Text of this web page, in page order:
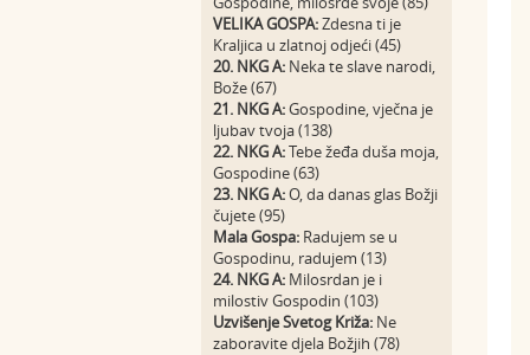
VELIKA GOSPA:Zdesna ti je
Kraljica u zlatnoj odjeći (45)
20. NKG A: Neka te slave narodi,
Bože (67)
21. NKG A:Gospodine, vječna je
ljubav tvoja (138)
22. NKG A:Tebe žeđa duša moja,
Gospodine (63)
23. NKG A:O, da danas glas Božji
čujete (95)
Mala Gospa: Radujem se u
Gospodinu, radujem (13)
24. NKG A: Milosrdan je i
milostiv Gospodin (103)
Uzvišenje Svetog Križa: Ne
zaboravite djela Božjih (78)